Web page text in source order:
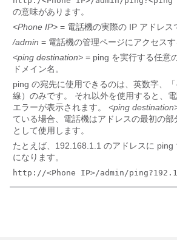
の意味があります。
<Phone IP> = 電話機の実際の IP アドレス
/admin = 電話機の管理ページにアクセスす
<ping destination> = ping を実行する任意
ドメイン名。
ping の宛先に使用できるのは、英数字、
線）のみです。 それ以外を使用すると、
エラーが表示されます。 <ping
ている場合、電話機はアドレスの最初の
として使用します。
たとえば、192.168.1.1 のアドレスに ping
になります。
http://<Phone IP>/admin/